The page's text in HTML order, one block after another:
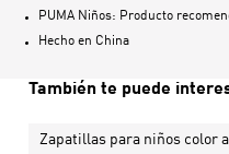
PUMA Niños: Producto
Hecho en China
También te puede
Zapatillas para niños color